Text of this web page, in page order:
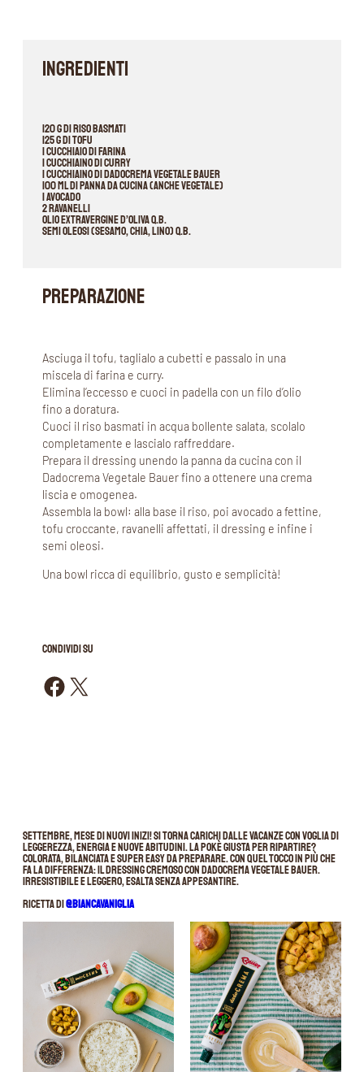
INGREDIENTI
120 g di riso basmati
125 g di tofu
1 cucchiaio di farina
1 cucchiaino di curry
1 cucchiaino di Dadocrema Vegetale Bauer
100 ml di panna da cucina (anche vegetale)
1 avocado
2 ravanelli
Olio extravergine d’oliva q.b.
Semi oleosi (sesamo, chia, lino) q.b.
PREPARAZIONE
Asciuga il tofu, taglialo a cubetti e passalo in una
miscela di farina e curry.
Elimina l’eccesso e cuoci in padella con un filo d’olio
fino a doratura.
Cuoci il riso basmati in acqua bollente salata, scolalo
completamente e lascialo raffreddare.
Prepara il dressing unendo la panna da cucina con il
Dadocrema Vegetale Bauer fino a ottenere una crema
liscia e omogenea.
Assembla la bowl: alla base il riso, poi avocado a fettine,
tofu croccante, ravanelli affettati, il dressing e infine i
semi oleosi.
Una bowl ricca di equilibrio, gusto e semplicità!
CONDIVIDI SU
Condividi su Facebook Condividi su X
Settembre, mese di nuovi inizi! Si torna carichi dalle vacanze con voglia di
leggerezza, energia e nuove abitudini. La pokè giusta per ripartire?
Colorata, bilanciata e super easy da preparare. Con quel tocco in più che
fa la differenza: il dressing cremoso con Dadocrema Vegetale Bauer.
Irresistibile e leggero, esalta senza appesantire.
Ricetta di@biancavaniglia